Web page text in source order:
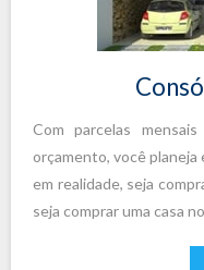
Com parcelas
orçamento, você
em realidade, seja
seja comprar uma casa